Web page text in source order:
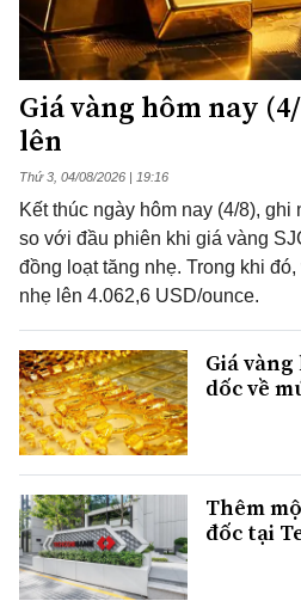
Giá vàng hôm nay
lên
Thứ 3, 04/08/2026 | 19:16
Kết thúc ngày hôm nay (4/8),
so với đầu phiên khi giá vàng
đồng loạt tăng nhẹ. Trong khi
nhẹ lên 4.062,6 USD/ounce.
Giá
dốc về
Thêm
đốc tại